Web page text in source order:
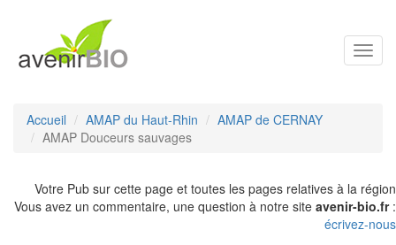
Accueil AMAP du Haut-Rhin
AMAP de CERNAY
AMAP Douceurs sauvages
Votre Pub sur cette page et toutes les pages relatives à la région
Vous avez un commentaire, une question à notre site avenir-bio.fr:
écrivez-nous